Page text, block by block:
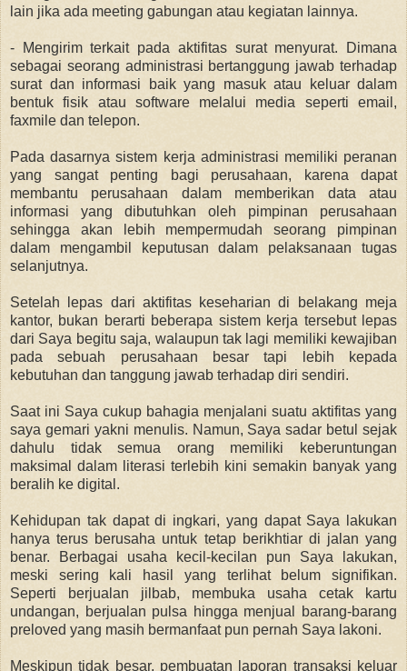
lain jika ada meeting gabungan atau kegiatan lainnya.
- Mengirim terkait pada aktifitas surat menyurat. Dimana
sebagai seorang administrasi bertanggung jawab terhadap
surat dan informasi baik yang masuk atau keluar dalam
bentuk fisik atau software melalui media seperti email,
faxmile dan telepon.
Pada dasarnya sistem kerja administrasi memiliki peranan
yang sangat penting bagi perusahaan, karena dapat
membantu perusahaan dalam memberikan data atau
informasi yang dibutuhkan oleh pimpinan perusahaan
sehingga akan lebih mempermudah seorang pimpinan
dalam mengambil keputusan dalam pelaksanaan tugas
selanjutnya.
Setelah lepas dari aktifitas keseharian di belakang meja
kantor, bukan berarti beberapa sistem kerja tersebut lepas
dari Saya begitu saja, walaupun tak lagi memiliki kewajiban
pada sebuah perusahaan besar tapi lebih kepada
kebutuhan dan tanggung jawab terhadap diri sendiri.
Saat ini Saya cukup bahagia menjalani suatu aktifitas yang
saya gemari yakni menulis. Namun, Saya sadar betul sejak
dahulu tidak semua orang memiliki keberuntungan
maksimal dalam literasi terlebih kini semakin banyak yang
beralih ke digital.
Kehidupan tak dapat di ingkari, yang dapat Saya lakukan
hanya terus berusaha untuk tetap berikhtiar di jalan yang
benar. Berbagai usaha kecil-kecilan pun Saya lakukan,
meski sering kali hasil yang terlihat belum signifikan.
Seperti berjualan jilbab, membuka usaha cetak kartu
undangan, berjualan pulsa hingga menjual barang-barang
preloved yang masih bermanfaat pun pernah Saya lakoni.
Meskipun tidak besar, pembuatan laporan transaksi keluar